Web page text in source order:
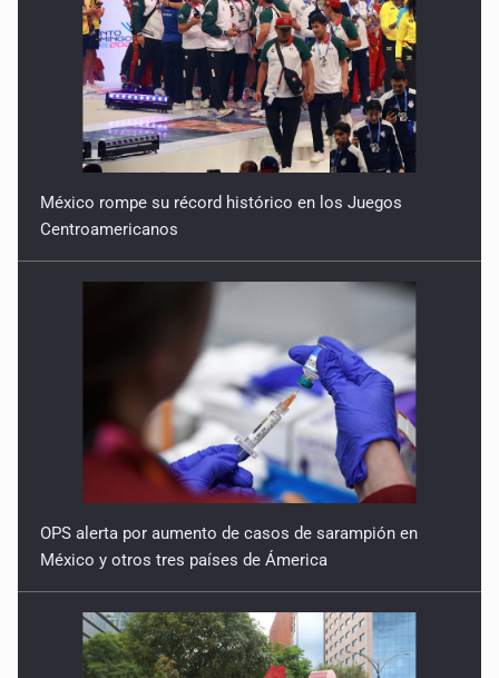
México rompe su récord histórico en los Juegos
Centroamericanos
OPS alerta por aumento de casos de sarampión en
México y otros tres países de Ámerica